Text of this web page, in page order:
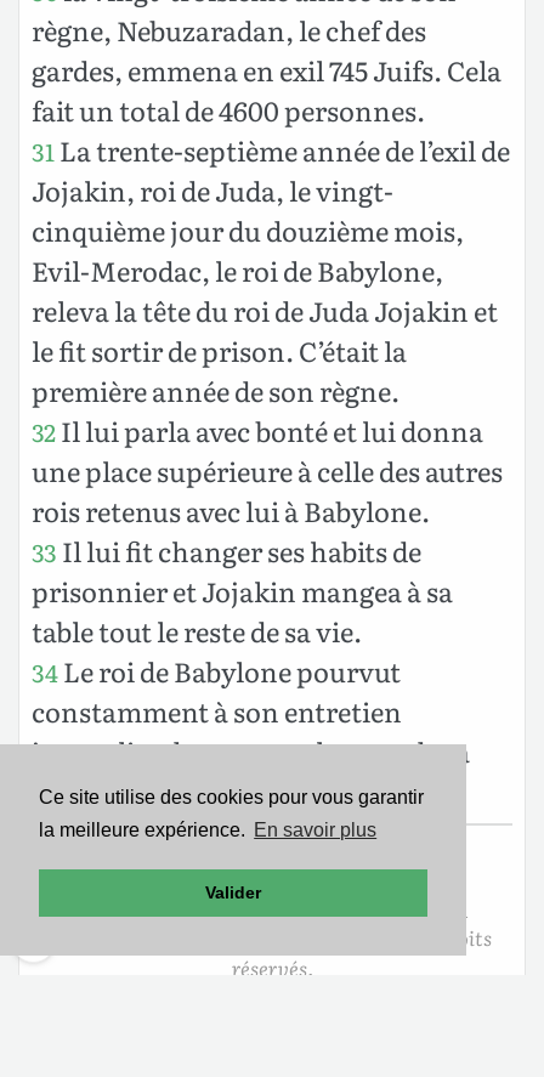
Ce site utilise des cookies pour vous garantir
la meilleure expérience. En savoir plus
Valider
règne, Nebuzaradan, le chef des
gardes, emmena en exil 745 Juifs. Cela
fait un total de 4600 personnes.
31La trente-septième année de l’exil de
Jojakin, roi de Juda, le vingt-
cinquième jour du douzième mois,
Evil-Merodac, le roi de Babylone,
releva la tête du roi de Juda Jojakin et
le fit sortir de prison. C’était la
première année de son règne.
32Il lui parla avec bonté et lui donna
une place supérieure à celle des autres
rois retenus avec lui à Babylone.
33 Il lui fit changer ses habits de
prisonnier et Jojakin mangea à sa
table tout le reste de sa vie.
34Le roi de Babylone pourvut
constamment à son entretien
journalier durant tout le reste de sa
vie, jusqu’au jour de sa mort.
Texte de la Bible Version Segond 21
Copyright ©2007Société Biblique de Genève
Reproduit avec aimable autorisation. Tous droits
réservés.